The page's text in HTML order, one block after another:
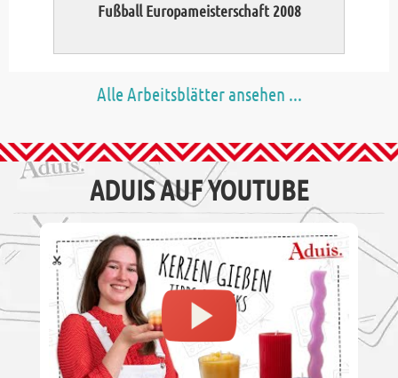
Fußball Europameisterschaft 2008
Alle Arbeitsblätter ansehen ...
ADUIS AUF YOUTUBE